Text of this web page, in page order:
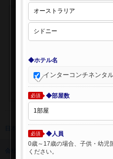
日本旅行 トップ
◆ホテル名
インターコンチネンタ
必須 ◆部屋数
必須
◆人員
0歳～17歳の場合、子供・幼児
ください。